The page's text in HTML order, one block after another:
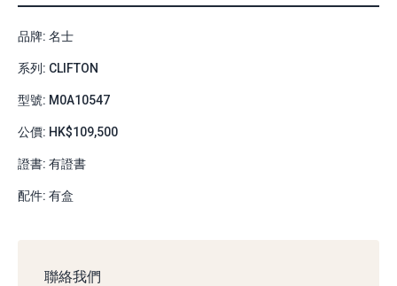
品牌: 名士
系列: CLIFTON
型號: M0A10547
公價: HK$109,500
證書: 有證書
配件: 有盒
聯絡我們